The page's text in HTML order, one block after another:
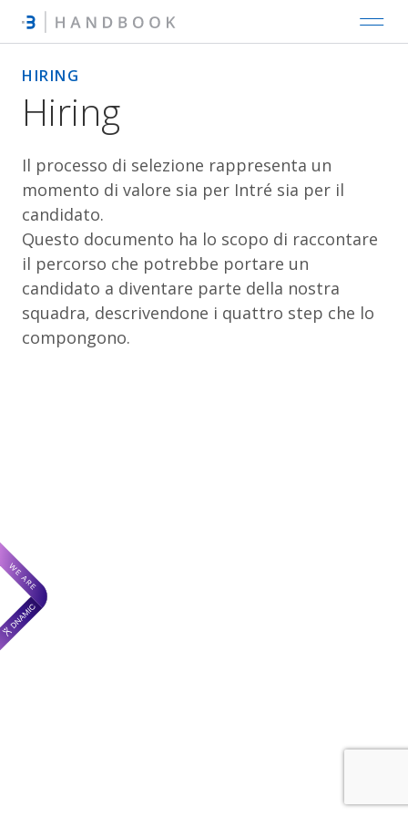
HIRING
Hiring
Il processo di selezione rappresenta un
momento di valore sia per Intré sia per il
candidato.
Questo documento ha lo scopo di raccontare
il percorso che potrebbe portare un
candidato a diventare parte della nostra
squadra, descrivendone i quattro step che lo
compongono.